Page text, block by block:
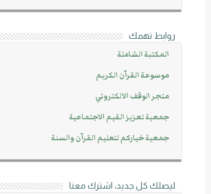
روابط تهمك
المكتبة الشاملة
موسوعة القرآن الكريم
متجر الوقف الالكتروني
جمعية تعزيز القيم الاجتماعية
جمعية خياركم لتعليم القرآن والسنة
ليصلك كل جديد، اشترك معنا